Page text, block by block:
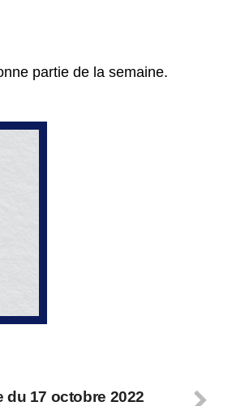
partie de la semaine.
du 17 octobre 2022